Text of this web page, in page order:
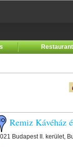
Remiz Kávéház
Budapest II. kerület,